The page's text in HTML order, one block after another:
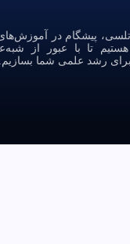
پیشگام در آموزش‌های
هستیم تا با عبور از
رشد علمی شما بسازیم.